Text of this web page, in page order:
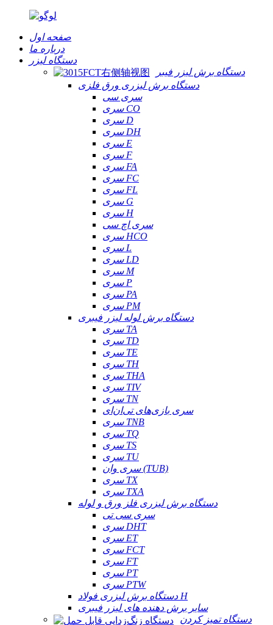
صفحه اول
درباره ما
دستگاه لیزر
دستگاه برش لیزر فیبر
دستگاه برش لیزری ورق فلزی
سری سی
سری CO
سری D
سری DH
سری E
سری F
سری FA
سری FC
سری FL
سری G
سری H
سری اچ سی
سری HCO
سری L
سری LD
سری M
سری P
سری PA
سری PM
دستگاه برش لوله لیزر فیبری
سری TA
سری TD
سری TE
سری TH
سری THA
سری TIV
سری TN
سری بازی‌های تی‌ان‌ای
سری TNB
سری TQ
سری TS
سری TU
سری وان (TUB)
سری TX
سری TXA
دستگاه برش لیزری فلز ورق و لوله
سری سی تی
سری DHT
سری ET
سری FCT
سری FT
سری PT
سری PTW
دستگاه برش لیزری فولاد H
سایر برش دهنده های لیزر فیبری
دستگاه تمیز کردن